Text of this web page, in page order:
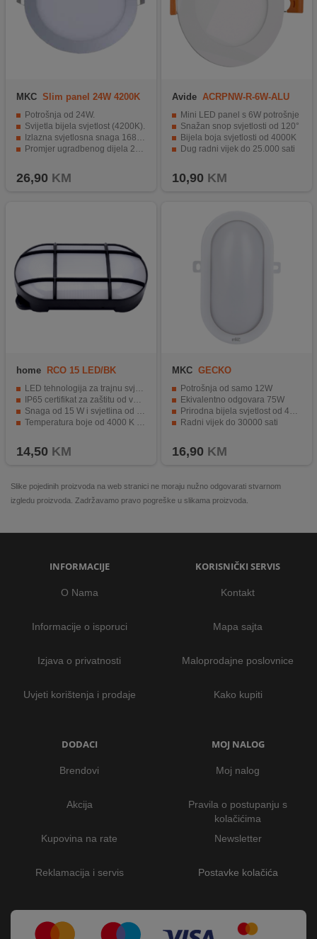
MKC Slim panel 24W 4200K
ROUND
Potrošnja od 24W.
Svijetla bijela svjetlost (4200K).
Izlazna svjetlosna snaga 1680 Lm.
Promjer ugradbenog dijela 277mm.
26,90 KM
Avide ACRPNW-R-6W-ALU
Mini LED panel s 6W potrošnje
Snažan snop svjetlosti od 120°
Bijela boja svjetlosti od 4000K
Dug radni vijek do 25.000 sati
10,90 KM
home RCO 15 LED/BK
LED tehnologija za trajnu svjetlost
IP65 certifikat za zaštitu od vanjskih utjecaja
Snaga od 15 W i svjetlina od 1050 lumena
Temperatura boje od 4000 K za neutralnu svjetlost
14,50 KM
MKC GECKO
Potrošnja od samo 12W
Ekivalentno odgovara 75W
Prirodna bijela svjetlost od 4000K
Radni vijek do 30000 sati
16,90 KM
Slike pojedinih proizvoda na web stranici ne moraju nužno odgovarati stvarnom
izgledu proizvoda. Zadržavamo pravo pogreške u slikama proizvoda.
INFORMACIJE
O Nama
Informacije o isporuci
Izjava o privatnosti
Uvjeti korištenja i prodaje
KORISNIČKI SERVIS
Kontakt
Mapa sajta
Maloprodajne poslovnice
Kako kupiti
DODACI
Brendovi
Akcija
Kupovina na rate
Reklamacija i servis
MOJ NALOG
Moj nalog
Pravila o postupanju s
kolačićima
Newsletter
Postavke kolačića